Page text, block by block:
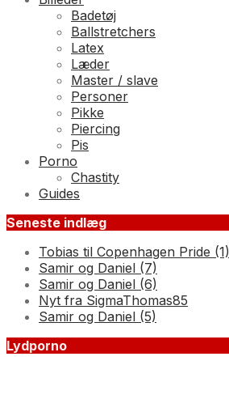
Badetøj
Ballstretchers
Latex
Læder
Master / slave
Personer
Pikke
Piercing
Pis
Porno
Chastity
Guides
Seneste indlæg
Tobias til Copenhagen Pride (1)
Samir og Daniel (7)
Samir og Daniel (6)
Nyt fra SigmaThomas85
Samir og Daniel (5)
Lydporno